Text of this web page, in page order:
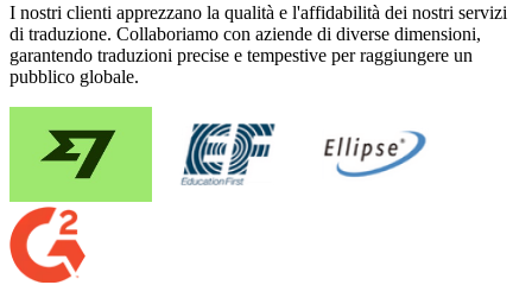
I nostri clienti apprezzano la qualità e l'affidabilità dei nostri servizi
di traduzione. Collaboriamo con aziende di diverse dimensioni,
garantendo traduzioni precise e tempestive per raggiungere un
pubblico globale.